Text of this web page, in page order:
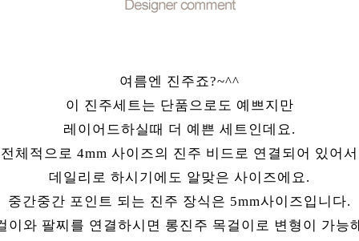
여름엔 진주죠?~^^
이 진주세트는 단품으로도 예쁘지만
레이어드하실때 더 예쁜 세트인데요.
전체적으로 4mm 사이즈의 진주 비드로 연결되어 있어서
데일리로 하시기에도 알맞은 사이즈에요.
중간중간 포인트 되는 진주 장식은 5mm사이즈입니다.
이와 팔찌를 연결하시면 롱진주 목걸이로 변형이 가능